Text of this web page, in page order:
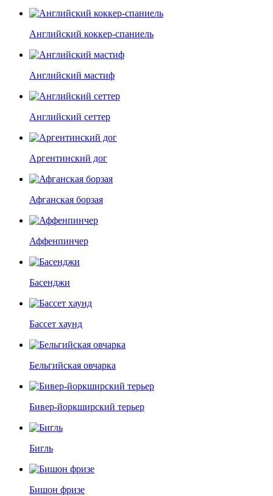
Английский коккер-спаниель
Английский мастиф
Английский сеттер
Аргентинский дог
Афганская борзая
Аффенпинчер
Басенджи
Бассет хаунд
Бельгийская овчарка
Бивер-йоркширский терьер
Бигль
Бишон фризе